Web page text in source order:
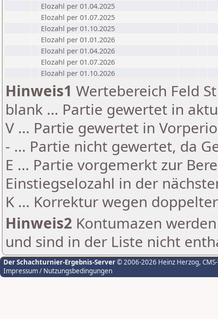
Elozahl per 01.04.2025
Elozahl per 01.07.2025
Elozahl per 01.10.2025
Elozahl per 01.01.2026
Elozahl per 01.04.2026
Elozahl per 01.07.2026
Elozahl per 01.10.2026
Hinweis1 Wertebereich Feld
blank ... Partie gewertet in
V ... Partie gewertet in
- ... Partie nicht gewertet, da
E ... Partie vorgemerkt zur
Einstiegselozahl in der
K ... Korrektur wegen
Hinweis2 Kontumazen
und sind in der Liste nicht
Der Schachturnier-Ergebnis-Server© 2006-2026 Heinz Herzog,
Impressum / Nutzungsbedingungen